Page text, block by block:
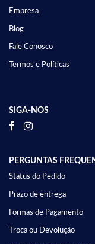
Empresa
Blog
Fale Conosco
Termos e Políticas
SIGA-NOS
PERGUNTAS
Status do Pedido
Prazo de entrega
Formas de Pagamento
Troca ou Devolução